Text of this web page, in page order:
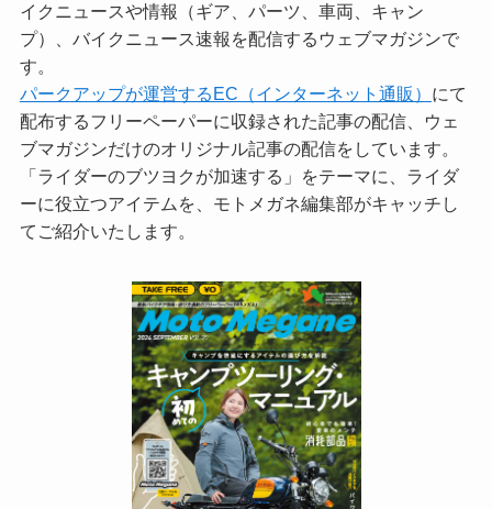
イクニュースや情報（ギア、パーツ、車両、キャン
プ）、バイクニュース速報を配信するウェブマガジンで
す。
パークアップが運営するEC（インターネット通販） にて
配布するフリーペーパーに収録された記事の配信、ウェ
ブマガジンだけのオリジナル記事の配信をしています。
「ライダーのブツヨクが加速する」をテーマに、ライダ
ーに役立つアイテムを、モトメガネ編集部がキャッチし
てご紹介いたします。